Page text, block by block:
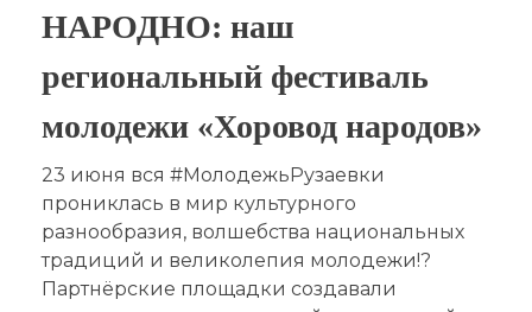
НАРОДНО: наш
региональный фестиваль
молодежи «Хоровод народов»
23 июня вся #МолодежьРузаевки
прониклась в мир культурного
разнообразия, волшебства национальных
традиций и великолепия молодежи!?
Партнёрские площадки создавали